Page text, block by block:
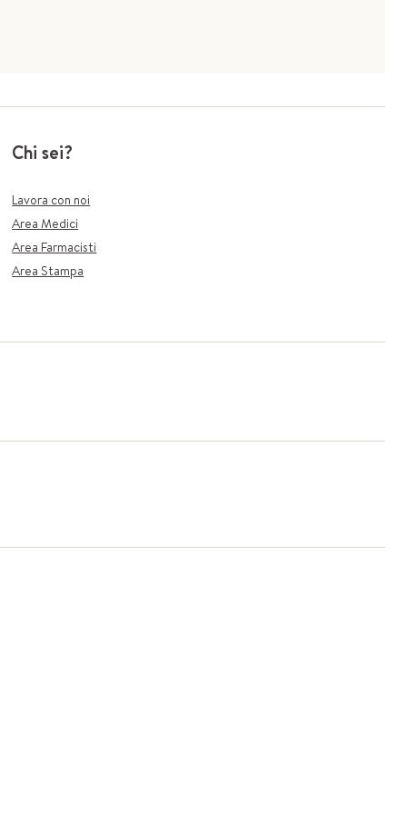
Chi sei?
Lavora con noi
Area Medici
Area Farmacisti
Area Stampa